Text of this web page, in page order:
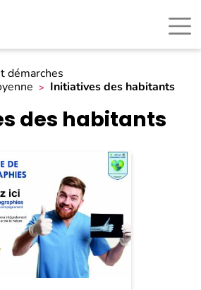
démarches
Initiatives des habitants
des habitants